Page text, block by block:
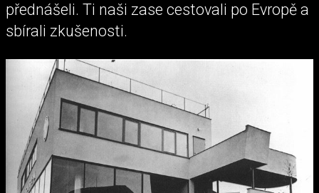
přednášeli. Ti naši zase cestovali po Evropě a
sbírali zkušenosti.